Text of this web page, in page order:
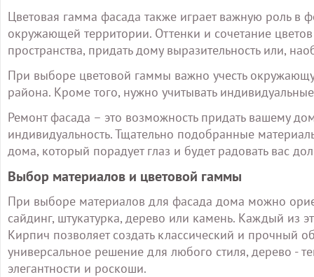
Цветовая гамма фасада также играет важную роль
окружающей территории. Оттенки и сочетание
пространства, придать дому выразительность или,
При выборе цветовой гаммы важно учесть
района. Кроме того, нужно учитывать
Ремонт фасада – это возможность придать вашему
индивидуальность. Тщательно подобранные
дома, который порадует глаз и будет радовать вас
Выбор материалов и цветовой гаммы
При выборе материалов для фасада дома можно
сайдинг, штукатурка, дерево или камень. Каждый из
Кирпич позволяет создать классический и прочный
универсальное решение для любого стиля, дерево -
элегантности и роскоши.